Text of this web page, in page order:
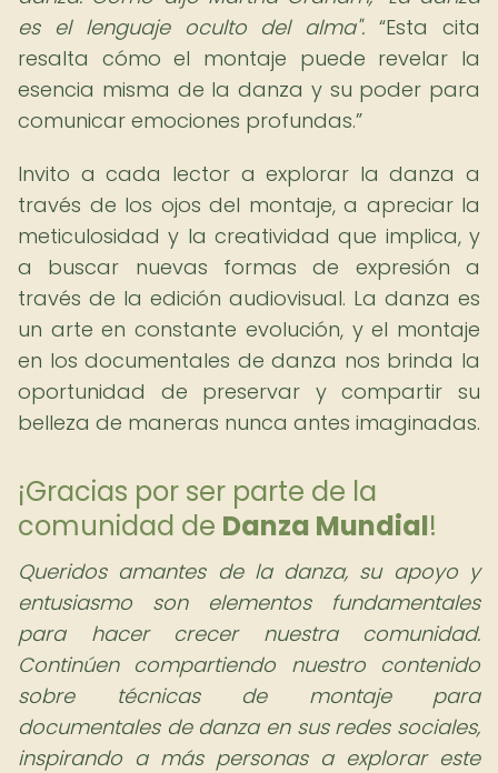
es el lenguaje oculto del alma".
Esta cita
resalta cómo el montaje puede revelar la
esencia misma de la danza y su poder para
comunicar emociones profundas.
Invito a cada lector a explorar la danza a
través de los ojos del montaje, a apreciar la
meticulosidad y la creatividad que implica, y
a buscar nuevas formas de expresión a
través de la edición audiovisual. La danza es
un arte en constante evolución, y el montaje
en los documentales de danza nos brinda la
oportunidad de preservar y compartir su
belleza de maneras nunca antes imaginadas.
¡Gracias por ser parte de la
comunidad de Danza Mundial!
Queridos amantes de la danza, su apoyo y
entusiasmo son elementos fundamentales
para hacer crecer nuestra comunidad.
Continúen compartiendo nuestro contenido
sobre técnicas de montaje para
documentales de danza en sus redes sociales,
inspirando a más personas a explorar este